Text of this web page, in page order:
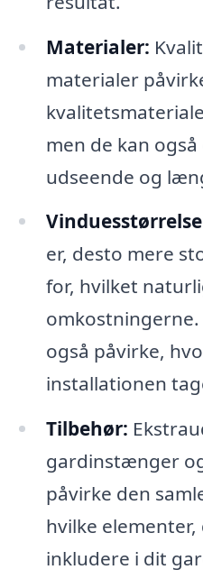
Materialer:
materialer
men de kan
udseende og
er, desto mere
for, hvilket
også påvirke,
installationen
Tilbehør:
gardinstænger
påvirke den
hvilke
inkludere i dit